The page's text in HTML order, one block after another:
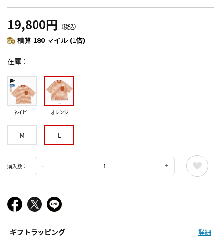
19,800円 （税込）
積算 180 マイル (1倍)
在庫
ネイビー オレンジ
M L
購入数：
ギフトラッピング 詳細